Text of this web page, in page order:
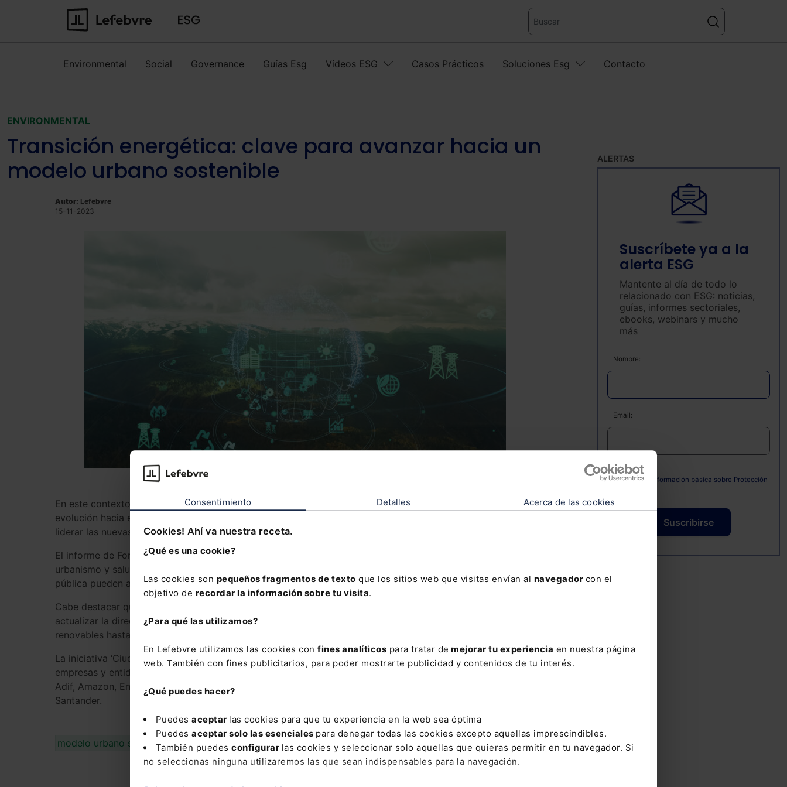
Consentimiento Detalles Acerca de las cookies
Cookies! Ahí va nuestra receta.
¿Qué es una cookie?
Las cookies son pequeños fragmentos de texto que los sitios web que visitas envían al navegador con el
objetivo de recordar la información sobre tu visita.
¿Para qué las utilizamos?
En Lefebvre utilizamos las cookies con fines analíticos para tratar de mejorar tu experiencia en nuestra página
web. También con fines publicitarios, para poder mostrarte publicidad y contenidos de tu interés.
¿Qué puedes hacer?
Puedes aceptar las cookies para que tu experiencia en la web sea óptima
Puedes aceptar solo las esenciales para denegar todas las cookies excepto aquellas imprescindibles.
También puedes configurar las cookies y seleccionar solo aquellas que quieras permitir en tu navegador. Si
no seleccionas ninguna utilizaremos las que sean indispensables para la navegación.
Environmental Social Governance Guías Esg Vídeos ESG Casos Prácticos Soluciones Esg Contacto
ENVIRONMENTAL
Transición energética: clave para avanzar hacia un
modelo urbano sostenible
Autor: Lefebvre
15-11-2023
En este contexto, los expertos consideran que la colaboración público-privada es crucial para garantizar la
evolución hacia entornos urbanos más saludables y sostenibles. Destacan el papel de las empresas en
liderar las nuevas estrategias de sostenibilidad y transición energética.
El informe de Forética aborda la transición energética desde cuatro perspectivas: energética, construcción,
urbanismo y salud. También identifica cuatro áreas clave en las que las empresas y la administración
pública pueden actuar: urbanismo, edificación, servicios urbanos y hábitos de vida y consumo.
Cabe destacar que la Unión Europea ha tomado medidas significativas hacia la transición energética al
actualizar la directiva sobre energías renovables. El objetivo es aumentar el consumo de energías
renovables hasta el 42,5% en 2030, con un posible objetivo adicional del 45%.
La iniciativa ‘Ciudades Sostenibles 2030’ está liderada por Forética y cuenta con la participación de 16
empresas y entidades, entre ellas CEMEX, ENGIE, Metrovacesa y Sanitas. También participan Accenture,
Adif, Amazon, Enagás, Ferrovial, Holcim, Iberdrola, Metro Ligero Oeste, Microsoft, Sacyr, Savills y
Santander.
modelo urbano sostenible transición energética
ALERTAS
Suscríbete ya a la
alerta ESG
Mantente al día de todo lo
relacionado con ESG: noticias,
guías, informes sectoriales,
ebooks, webinars y mucho
más
Nombre:
Email:
Consulta la información básica sobre Protección
Suscribirse